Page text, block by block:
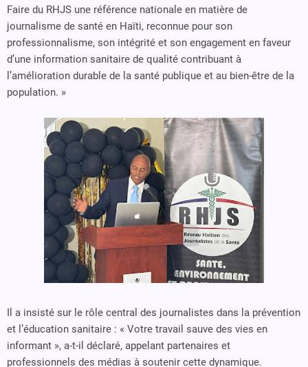
Faire du RHJS une référence nationale en matière de
journalisme de santé en Haïti, reconnue pour son
professionnalisme, son intégrité et son engagement en faveur
d’une information sanitaire de qualité contribuant à
l’amélioration durable de la santé publique et au bien-être de la
population. »
Il a insisté sur le rôle central des journalistes dans la prévention
et l’éducation sanitaire : « Votre travail sauve des vies en
informant », a-t-il déclaré, appelant partenaires et
professionnels des médias à soutenir cette dynamique.